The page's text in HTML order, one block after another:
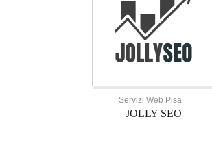
Servizi Web Pisa
JOLLY SEO